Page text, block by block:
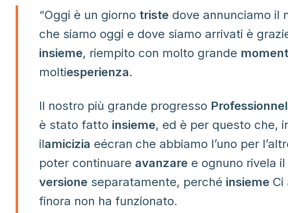
“Oggi è un giorno triste dove annunciamo il
che siamo oggi e dove siamo arrivati ​​è
insieme, riempito con molto grande
moltiesperienza.
Il nostro più grande progresso Professionnel
è stato fatto insieme, ed è per questo che,
ilamicizia eécran che abbiamo l’uno per
poter continuare avanzare e ognuno rivela
versione separatamente, perché insieme Ci
finora non ha funzionato.